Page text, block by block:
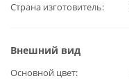
Страна изготовитель
Внешний вид
Основной цвет